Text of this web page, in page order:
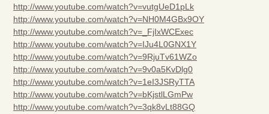
http://www.youtube.com/watch?v=vutgUeD1pLk
http://www.youtube.com/watch?v=NH0M4GBx9OY
http://www.youtube.com/watch?v=_FjIxWCExec
http://www.youtube.com/watch?v=IJu4L0GNX1Y
http://www.youtube.com/watch?v=9RjuTv61WZo
http://www.youtube.com/watch?v=9v0a5KvDlg0
http://www.youtube.com/watch?v=1eI3JSRyTTA
http://www.youtube.com/watch?v=bKjstlLGmPw
http://www.youtube.com/watch?v=3qk8vLt88GQ